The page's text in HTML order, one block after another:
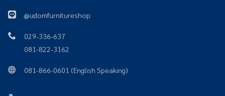
@udomfurnitureshop
029-336-637
081-822-3162
081-866-0601 (English Speaking)